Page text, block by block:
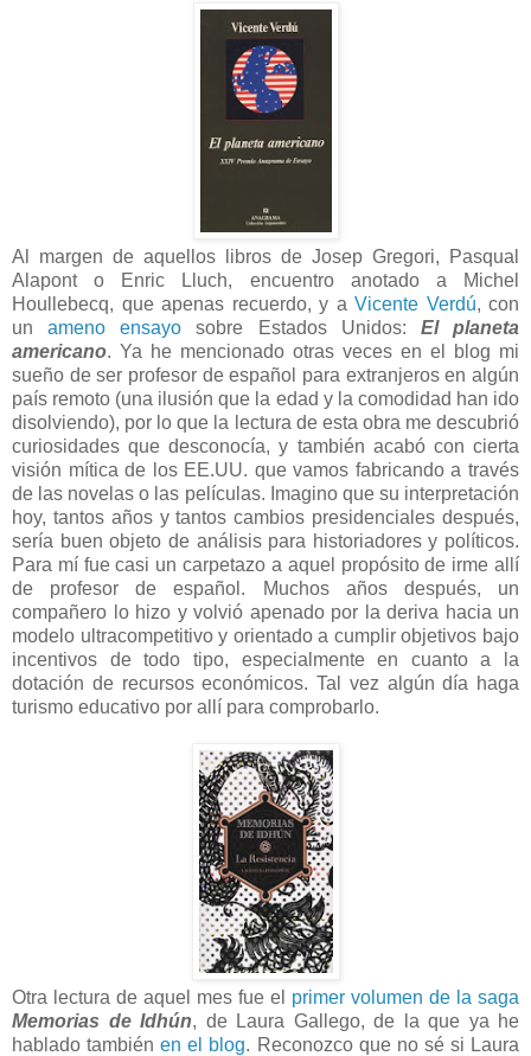
Al margen de aquellos libros de Josep Gregori, Pasqual
Alapont o Enric Lluch, encuentro anotado a Michel
Houllebecq, que apenas recuerdo, y a Vicente Verdú, con
unameno ensayo sobre Estados Unidos: El planeta
americano. Ya he mencionado otras veces en el blog mi
sueño de ser profesor de español para extranjeros en algún
país remoto (una ilusión que la edad y la comodidad han ido
disolviendo), por lo que la lectura de esta obra me descubrió
curiosidades que desconocía, y también acabó con cierta
visión mítica de los EE.UU. que vamos fabricando a través
de las novelas o las películas. Imagino que su interpretación
hoy, tantos años y tantos cambios presidenciales después,
sería buen objeto de análisis para historiadores y políticos.
Para mí fue casi un carpetazo a aquel propósito de irme allí
de profesor de español. Muchos años después, un
compañero lo hizo y volvió apenado por la deriva hacia un
modelo ultracompetitivo y orientado a cumplir objetivos bajo
incentivos de todo tipo, especialmente en cuanto a la
dotación de recursos económicos. Tal vez algún día haga
turismo educativo por allí para comprobarlo.
Otra lectura de aquel mes fue el primer volumen de la saga
Memorias de Idhún, de Laura Gallego, de la que ya he
hablado tambiénen el blog. Reconozco que no sé si Laura